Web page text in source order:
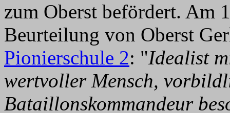
zum Oberst befördert. Am
Beurteilung von Oberst
Pionierschule 2: "Idealist
wertvoller Mensch,
Bataillonskommandeur